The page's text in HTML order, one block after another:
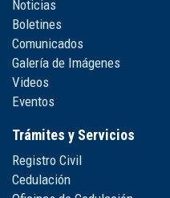
Noticias
Boletines
Comunicados
Galería de Imágenes
Videos
Eventos
Trámites y Servicios
Registro Civil
Cedulación